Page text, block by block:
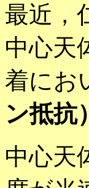
最近，
中心天
着にお
ン抵抗）
中心天